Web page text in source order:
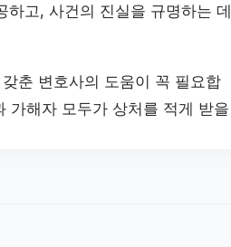
하고, 사건의 진실을 규명하는 데
춘 변호사의 도움이 꼭 필요합
가해자 모두가 상처를 적게 받을